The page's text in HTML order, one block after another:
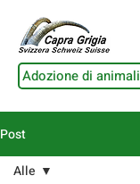
Adozione di animali
Post
Alle